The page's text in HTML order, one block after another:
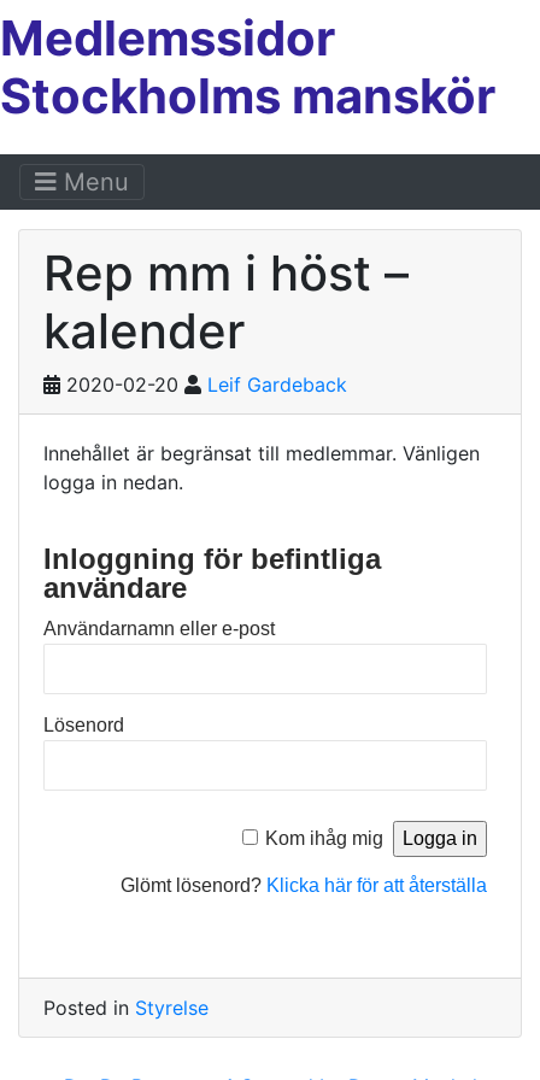
Medlemssidor
Stockholms manskör
Menu
Rep mm i höst –
kalender
2020-02-20 Leif Gardeback
Innehållet är begränsat till medlemmar. Vänligen
logga in nedan.
Inloggning för befintliga
användare
Användarnamn eller e-post
Lösenord
Kom ihåg mig
Glömt lösenord? Klicka här för att återställa
Posted in Styrelse